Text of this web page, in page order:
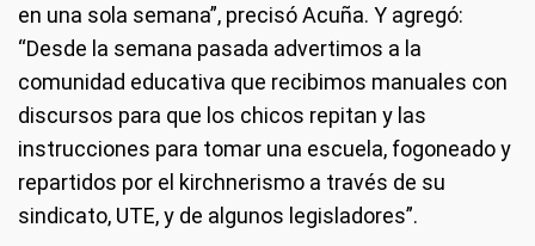
en una sola semana”, precisó Acuña. Y agregó:
“Desde la semana pasada advertimos a la
comunidad educativa que recibimos manuales con
discursos para que los chicos repitan y las
instrucciones para tomar una escuela, fogoneado y
repartidos por el kirchnerismo a través de su
sindicato, UTE, y de algunos legisladores”.